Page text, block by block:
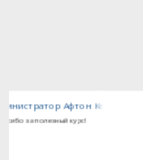
(Великобритания),
Попова С.В., гл. бухгалтер
Очень довольна преподавателем.
отлично. Хорошо поставленная
Отзывчивость. Не дает отставать